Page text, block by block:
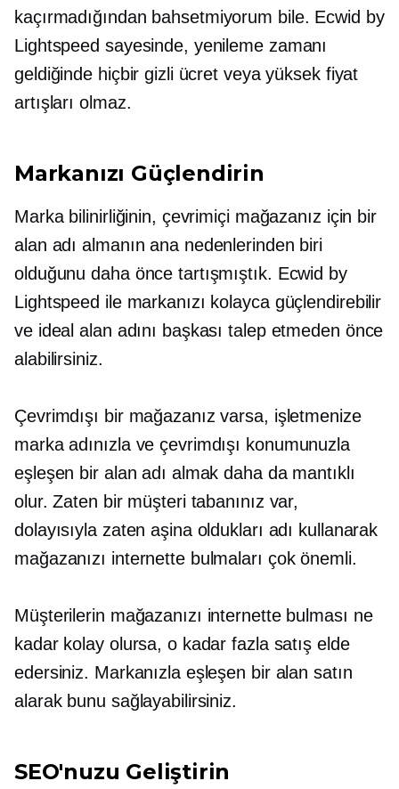
kaçırmadığından bahsetmiyorum bile. Ecwid by
Lightspeed sayesinde, yenileme zamanı
geldiğinde hiçbir gizli ücret veya yüksek fiyat
artışları olmaz.
Markanızı Güçlendirin
Marka bilinirliğinin, çevrimiçi mağazanız için bir
alan adı almanın ana nedenlerinden biri
olduğunu daha önce tartışmıştık. Ecwid by
Lightspeed ile markanızı kolayca güçlendirebilir
ve ideal alan adını başkası talep etmeden önce
alabilirsiniz.
Çevrimdışı bir mağazanız varsa, işletmenize
marka adınızla ve çevrimdışı konumunuzla
eşleşen bir alan adı almak daha da mantıklı
olur. Zaten bir müşteri tabanınız var,
dolayısıyla zaten aşina oldukları adı kullanarak
mağazanızı internette bulmaları çok önemli.
Müşterilerin mağazanızı internette bulması ne
kadar kolay olursa, o kadar fazla satış elde
edersiniz. Markanızla eşleşen bir alan satın
alarak bunu sağlayabilirsiniz.
SEO'nuzu Geliştirin